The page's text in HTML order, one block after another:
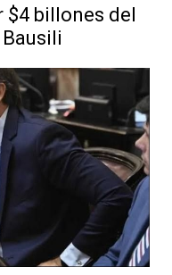
$4 billones del